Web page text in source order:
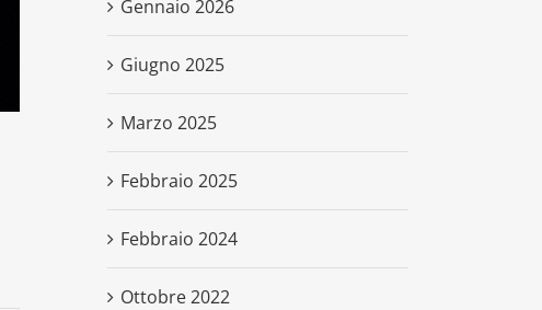
Gennaio 2026
Giugno 2025
Marzo 2025
Febbraio 2025
Febbraio 2024
Ottobre 2022